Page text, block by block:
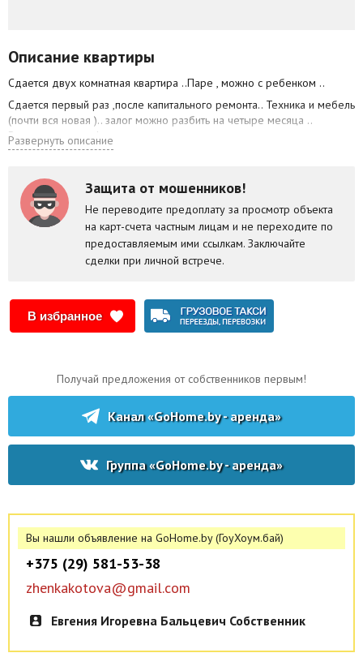
Описание квартиры
Сдается двух комнатная квартира ..Паре , можно с ребенком ..
Сдается первый раз ,после капитального ремонта.. Техника и мебель
(почти вся новая ).. залог можно разбить на четыре месяца ..
Вопросы по телефону .
Развернуть описание
Защита от мошенников!
Не переводите предоплату за просмотр объекта
на карт-счета частным лицам и не переходите по
предоставляемым ими ссылкам. Заключайте
сделки при личной встрече.
В избранное
Канал «GoHome.by - аренда»
Получай предложения от собственников первым!
Группа «GoHome.by - аренда»
Вы нашли объявление на GoHome.by (ГоуХоум.бай)
+375 (29) 581-53-38
zhenkakotova@gmail.com
Евгения Игоревна Бальцевич Собственник